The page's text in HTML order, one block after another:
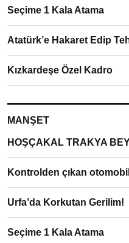
Seçime 1 Kala Atama
Atatürk’e Hakaret Edip
Kızkardeşe Özel Kadro
MANŞET
HOŞÇAKAL TRAKYA
Kontrolden çıkan
Urfa’da Korkutan Gerilim!
Seçime 1 Kala Atama